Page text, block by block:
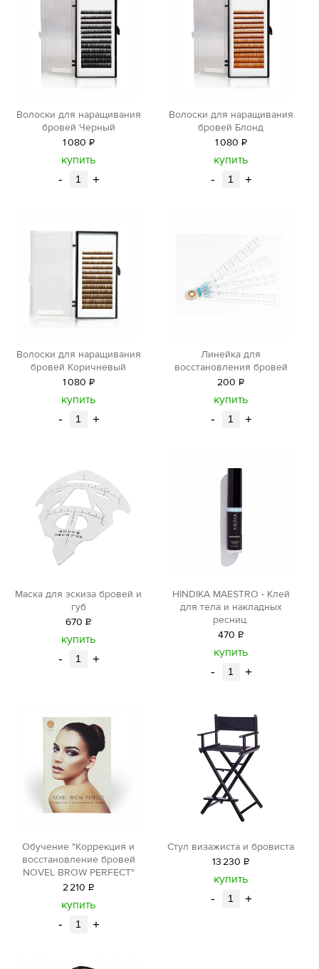
Волоски для наращивания
бровей Черный
1080 Р
уб.
купить
- +
Волоски для наращивания
бровей Блонд
1080 Р
уб.
купить
- +
Волоски для наращивания
бровей Коричневый
1080 Р
уб.
купить
- +
Линейка для
восстановления бровей
200 Р
уб.
купить
- +
Маска для эскиза бровей и
губ
670 Р
уб.
купить
- +
HINDIKA MAESTRO - Клей
для тела и накладных
ресниц.
470 Р
уб.
купить
- +
Обучение "Коррекция и
восстановление бровей
NOVEL BROW PERFECT"
2210 Р
уб.
купить
- +
Стул визажиста и бровиста
13230 Р
уб.
купить
- +